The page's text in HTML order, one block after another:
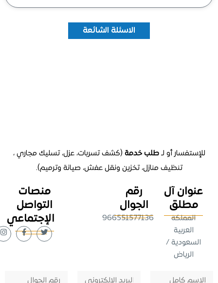
الاسئلة الشائعة
أو لـطلب خدمة(كشف تسربات، عزل، تسليك مجاري ،
تنظيف منازل، تخزين ونقل عفش، صيانة وترميم).
آل
/
رقم
الجوال
966551577136
منصات
التواصل
الإجتماعي